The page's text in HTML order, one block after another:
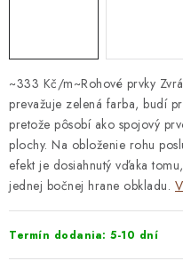
~333 Kč/m~Rohové prvky
prevažuje zelená farba, budí
pretože pôsobí ako spojový
plochy. Na obloženie rohu
efekt je dosiahnutý vďaka
jednej bočnej hrane obkladu.
Termín dodania: 5-10 dní